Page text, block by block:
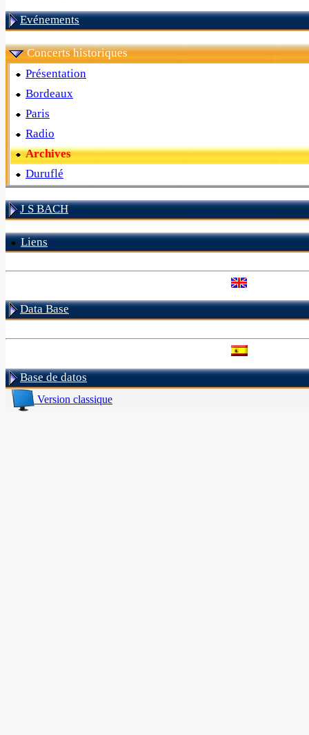
Evénements
Concerts historiques
Présentation
Bordeaux
Paris
Radio
Archives
Duruflé
J S BACH
Liens
Data Base
Base de datos
Version classique